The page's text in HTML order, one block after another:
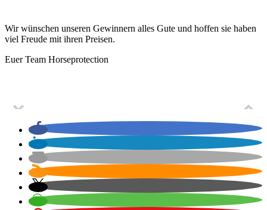
Wir wünschen unseren Gewinnern alles Gute und hoffen sie haben
viel Freude mit ihren Preisen.
Euer Team Horseprotection